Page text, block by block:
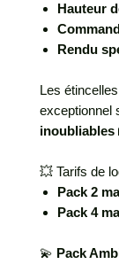
Hauteur
Rendu
Les
exceptionnel
inoubliables
💥 Tarifs de
Pack 2
Pack 4
💫 Pack